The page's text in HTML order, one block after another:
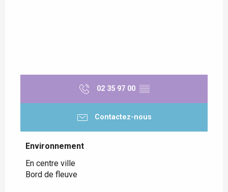
02 35 97 00 ▒▒
Contactez-nous
Environnement
Environnement
En centre ville
Bord de fleuve